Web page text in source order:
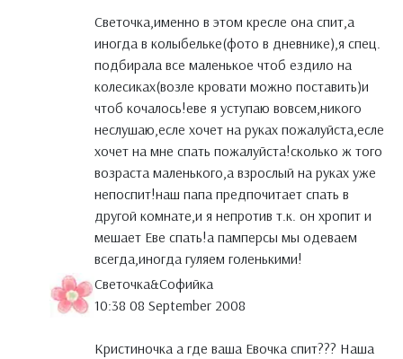
Светочка,именно в этом кресле она спит,а
иногда в колыбельке(фото в дневнике),я спец.
подбирала все маленькое чтоб ездило на
колесиках(возле кровати можно поставить)и
чтоб кочалось!еве я уступаю вовсем,никого
неслушаю,есле хочет на руках пожалуйста,есле
хочет на мне спать пожалуйста!сколько ж того
возраста маленького,а взрослый на руках уже
непоспит!наш папа предпочитает спать в
другой комнате,и я непротив т.к. он хропит и
мешает Еве спать!а памперсы мы одеваем
всегда,иногда гуляем голенькими!
Светочка&Софийка
10:38 08 September 2008
Кристиночка а где ваша Евочка спит??? Наша